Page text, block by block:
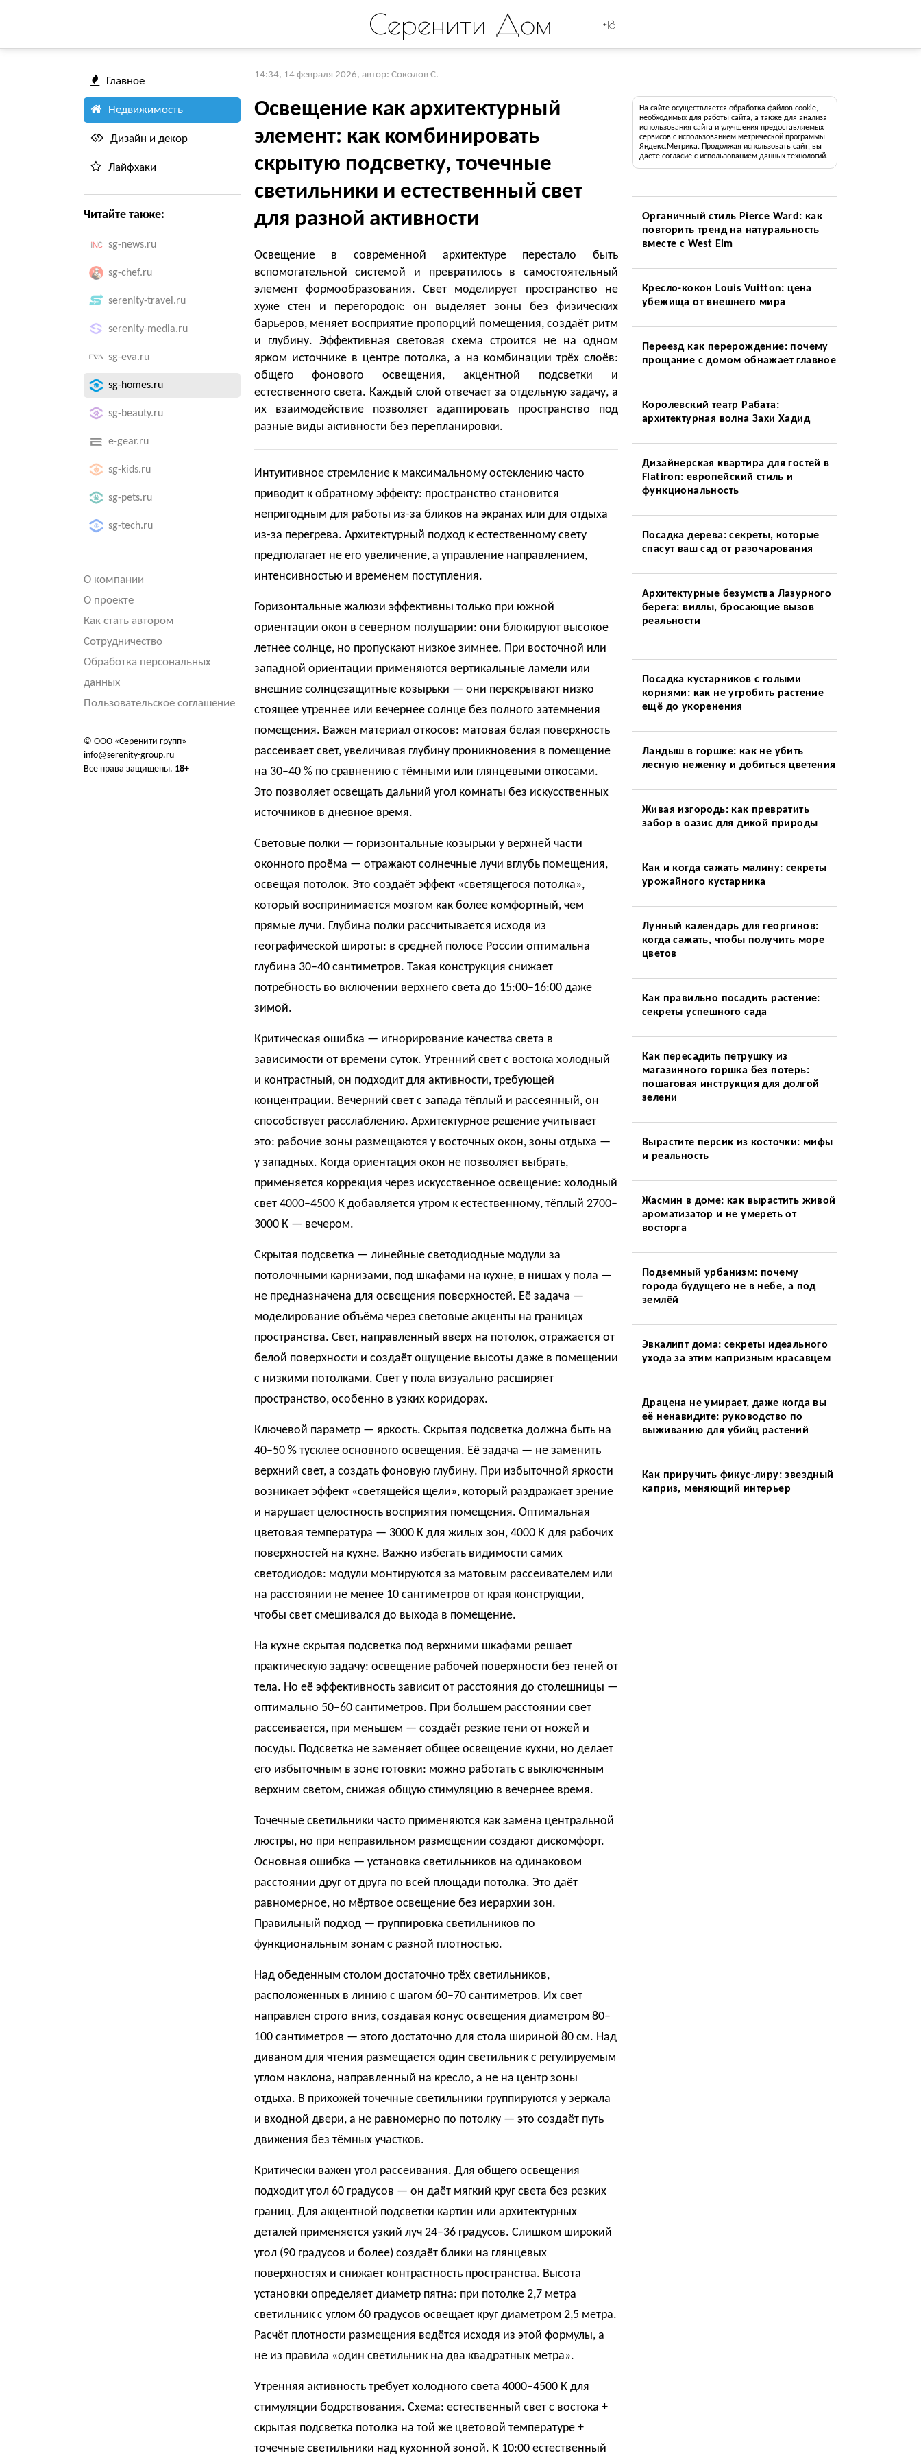
Серенити Дом +18
Главное
Недвижимость
Дизайн и декор
Лайфхаки
Читайте также:
sg-news.ru
sg-chef.ru
serenity-travel.ru
serenity-media.ru
sg-eva.ru
sg-homes.ru
sg-beauty.ru
e-gear.ru
sg-kids.ru
sg-pets.ru
sg-tech.ru
О компании
О проекте
Как стать автором
Сотрудничество
Обработка персональных
данных
Пользовательское соглашение
© ООО «Серенити групп»
info@serenity-group.ru
Все права защищены. 18+
14:34, 14 февраля 2026, автор: Соколов С.
Освещение как архитектурный
элемент: как комбинировать
скрытую подсветку, точечные
светильники и естественный свет
для разной активности
Освещение в современной архитектуре перестало быть
вспомогательной системой и превратилось в самостоятельный
элемент формообразования. Свет моделирует пространство не
хуже стен и перегородок: он выделяет зоны без физических
барьеров, меняет восприятие пропорций помещения, создаёт ритм
и глубину. Эффективная световая схема строится не на одном
ярком источнике в центре потолка, а на комбинации трёх слоёв:
общего фонового освещения, акцентной подсветки и
естественного света. Каждый слой отвечает за отдельную задачу, а
их взаимодействие позволяет адаптировать пространство под
разные виды активности без перепланировки.
Интуитивное стремление к максимальному остеклению часто
приводит к обратному эффекту: пространство становится
непригодным для работы из-за бликов на экранах или для отдыха
из-за перегрева. Архитектурный подход к естественному свету
предполагает не его увеличение, а управление направлением,
интенсивностью и временем поступления.
Горизонтальные жалюзи эффективны только при южной
ориентации окон в северном полушарии: они блокируют высокое
летнее солнце, но пропускают низкое зимнее. При восточной или
западной ориентации применяются вертикальные ламели или
внешние солнцезащитные козырьки — они перекрывают низко
стоящее утреннее или вечернее солнце без полного затемнения
помещения. Важен материал откосов: матовая белая поверхность
рассеивает свет, увеличивая глубину проникновения в помещение
на 30–40 % по сравнению с тёмными или глянцевыми откосами.
Это позволяет освещать дальний угол комнаты без искусственных
источников в дневное время.
Световые полки — горизонтальные козырьки у верхней части
оконного проёма — отражают солнечные лучи вглубь помещения,
освещая потолок. Это создаёт эффект «светящегося потолка»,
который воспринимается мозгом как более комфортный, чем
прямые лучи. Глубина полки рассчитывается исходя из
географической широты: в средней полосе России оптимальна
глубина 30–40 сантиметров. Такая конструкция снижает
потребность во включении верхнего света до 15:00–16:00 даже
зимой.
Критическая ошибка — игнорирование качества света в
зависимости от времени суток. Утренний свет с востока холодный
и контрастный, он подходит для активности, требующей
концентрации. Вечерний свет с запада тёплый и рассеянный, он
способствует расслаблению. Архитектурное решение учитывает
это: рабочие зоны размещаются у восточных окон, зоны отдыха —
у западных. Когда ориентация окон не позволяет выбрать,
применяется коррекция через искусственное освещение: холодный
свет 4000–4500 К добавляется утром к естественному, тёплый 2700–
3000 К — вечером.
Скрытая подсветка — линейные светодиодные модули за
потолочными карнизами, под шкафами на кухне, в нишах у пола —
не предназначена для освещения поверхностей. Её задача —
моделирование объёма через световые акценты на границах
пространства. Свет, направленный вверх на потолок, отражается от
белой поверхности и создаёт ощущение высоты даже в помещении
с низкими потолками. Свет у пола визуально расширяет
пространство, особенно в узких коридорах.
Ключевой параметр — яркость. Скрытая подсветка должна быть на
40–50 % тусклее основного освещения. Её задача — не заменить
верхний свет, а создать фоновую глубину. При избыточной яркости
возникает эффект «светящейся щели», который раздражает зрение
и нарушает целостность восприятия помещения. Оптимальная
цветовая температура — 3000 К для жилых зон, 4000 К для рабочих
поверхностей на кухне. Важно избегать видимости самих
светодиодов: модули монтируются за матовым рассеивателем или
на расстоянии не менее 10 сантиметров от края конструкции,
чтобы свет смешивался до выхода в помещение.
На кухне скрытая подсветка под верхними шкафами решает
практическую задачу: освещение рабочей поверхности без теней от
тела. Но её эффективность зависит от расстояния до столешницы —
оптимально 50–60 сантиметров. При большем расстоянии свет
рассеивается, при меньшем — создаёт резкие тени от ножей и
посуды. Подсветка не заменяет общее освещение кухни, но делает
его избыточным в зоне готовки: можно работать с выключенным
верхним светом, снижая общую стимуляцию в вечернее время.
Точечные светильники часто применяются как замена центральной
люстры, но при неправильном размещении создают дискомфорт.
Основная ошибка — установка светильников на одинаковом
расстоянии друг от друга по всей площади потолка. Это даёт
равномерное, но мёртвое освещение без иерархии зон.
Правильный подход — группировка светильников по
функциональным зонам с разной плотностью.
Над обеденным столом достаточно трёх светильников,
расположенных в линию с шагом 60–70 сантиметров. Их свет
направлен строго вниз, создавая конус освещения диаметром 80–
100 сантиметров — этого достаточно для стола шириной 80 см. Над
диваном для чтения размещается один светильник с регулируемым
углом наклона, направленный на кресло, а не на центр зоны
отдыха. В прихожей точечные светильники группируются у зеркала
и входной двери, а не равномерно по потолку — это создаёт путь
движения без тёмных участков.
Критически важен угол рассеивания. Для общего освещения
подходит угол 60 градусов — он даёт мягкий круг света без резких
границ. Для акцентной подсветки картин или архитектурных
деталей применяется узкий луч 24–36 градусов. Слишком широкий
угол (90 градусов и более) создаёт блики на глянцевых
поверхностях и снижает контрастность пространства. Высота
установки определяет диаметр пятна: при потолке 2,7 метра
светильник с углом 60 градусов освещает круг диаметром 2,5 метра.
Расчёт плотности размещения ведётся исходя из этой формулы, а
не из правила «один светильник на два квадратных метра».
Утренняя активность требует холодного света 4000–4500 К для
стимуляции бодрствования. Схема: естественный свет с востока +
скрытая подсветка потолка на той же цветовой температуре +
точечные светильники над кухонной зоной. К 10:00 естественный
На сайте осуществляется обработка файлов cookie,
необходимых для работы сайта, а также для анализа
использования сайта и улучшения предоставляемых
сервисов с использованием метрической программы
Яндекс.Метрика. Продолжая использовать сайт, вы
даете согласие с использованием данных технологий.
Органичный стиль Pierce Ward: как
повторить тренд на натуральность
вместе с West Elm
Кресло-кокон Louis Vuitton: цена
убежища от внешнего мира
Переезд как перерождение: почему
прощание с домом обнажает главное
Королевский театр Рабата:
архитектурная волна Захи Хадид
Дизайнерская квартира для гостей в
Flatiron: европейский стиль и
функциональность
Посадка дерева: секреты, которые
спасут ваш сад от разочарования
Архитектурные безумства Лазурного
берега: виллы, бросающие вызов
реальности
Посадка кустарников с голыми
корнями: как не угробить растение
ещё до укоренения
Ландыш в горшке: как не убить
лесную неженку и добиться цветения
Живая изгородь: как превратить
забор в оазис для дикой природы
Как и когда сажать малину: секреты
урожайного кустарника
Лунный календарь для георгинов:
когда сажать, чтобы получить море
цветов
Как правильно посадить растение:
секреты успешного сада
Как пересадить петрушку из
магазинного горшка без потерь:
пошаговая инструкция для долгой
зелени
Вырастите персик из косточки: мифы
и реальность
Жасмин в доме: как вырастить живой
ароматизатор и не умереть от
восторга
Подземный урбанизм: почему
города будущего не в небе, а под
землёй
Эвкалипт дома: секреты идеального
ухода за этим капризным красавцем
Драцена не умирает, даже когда вы
её ненавидите: руководство по
выживанию для убийц растений
Как приручить фикус-лиру: звездный
каприз, меняющий интерьер